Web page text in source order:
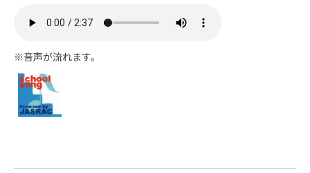
※音声が流れます。